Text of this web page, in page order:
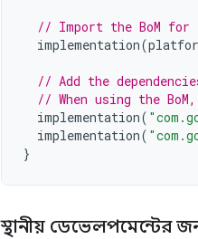
// Import the BoM for
implementation(
// Add the
// When using the
implementation(
implementation(
}
স্থানীয় ডেভেলপমেন্টের